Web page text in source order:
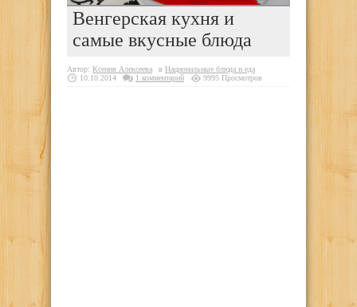
Венгерская кухня и
самые вкусные блюда
Автор: Ксения Алексеева в Национальные блюда и еда
10.10.2014
1 комментарий 9995 Просмотров